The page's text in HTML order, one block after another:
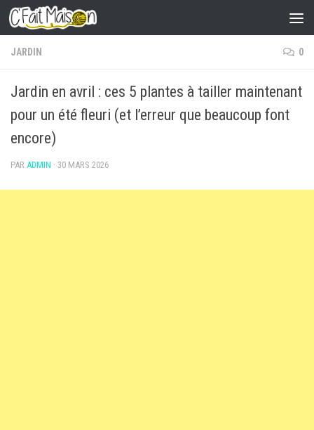
Skip to content
JARDIN 0
Jardin en avril : ces 5 plantes à tailler maintenant
pour un été fleuri (et l’erreur que beaucoup font
encore)
PAR ADMIN · 30 MARS 2026